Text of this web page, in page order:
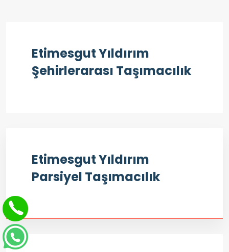
Etimesgut Yıldırım
Şehirlerarası Taşımacılık
Etimesgut Yıldırım
Parsiyel Taşımacılık